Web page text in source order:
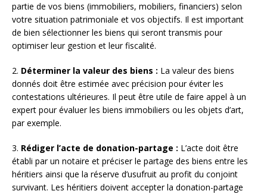
partie de vos biens (immobiliers, mobiliers, financiers) selon
votre situation patrimoniale et vos objectifs. Il est important
de bien sélectionner les biens qui seront transmis pour
optimiser leur gestion et leur fiscalité.
2. Déterminer la valeur des biens : La valeur des biens
donnés doit être estimée avec précision pour éviter les
contestations ultérieures. Il peut être utile de faire appel à un
expert pour évaluer les biens immobiliers ou les objets d’art,
par exemple.
3. Rédiger l’acte de donation-partage : L’acte doit être
établi par un notaire et préciser le partage des biens entre les
héritiers ainsi que la réserve d’usufruit au profit du conjoint
survivant. Les héritiers doivent accepter la donation-partage